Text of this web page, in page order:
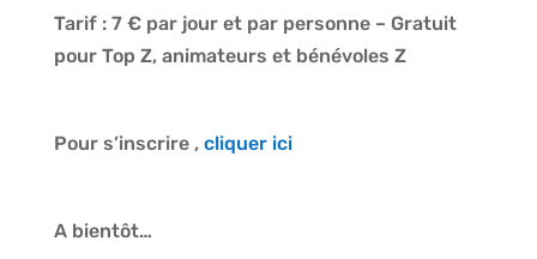
Tarif : 7 € par jour et par personne – Gratuit
pour Top Z, animateurs et bénévoles Z
Pour s’inscrire , cliquer ici
A bientôt…